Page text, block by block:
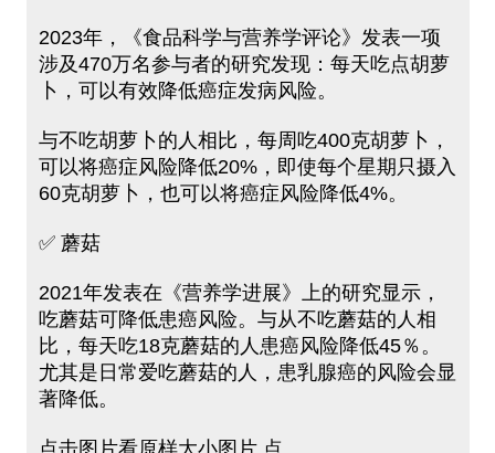
2023年，《食品科学与营养学评论》发表一项
涉及470万名参与者的研究发现：每天吃点胡萝
卜，可以有效降低癌症发病风险。
与不吃胡萝卜的人相比，每周吃400克胡萝卜，
可以将癌症风险降低20%，即使每个星期只摄入
60克胡萝卜，也可以将癌症风险降低4%。
✅ 蘑菇
2021年发表在《营养学进展》上的研究显示，
吃蘑菇可降低患癌风险。与从不吃蘑菇的人相
比，每天吃18克蘑菇的人患癌风险降低45％。
尤其是日常爱吃蘑菇的人，患乳腺癌的风险会显
著降低。
点击图片看原样大小图片 点